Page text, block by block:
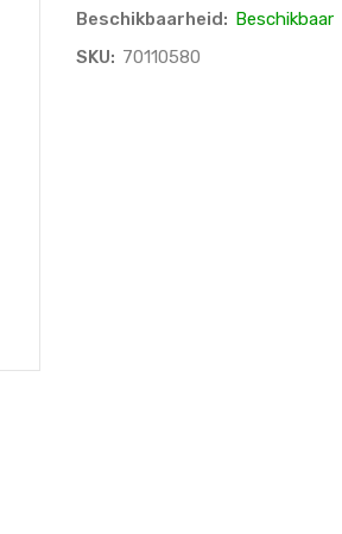
Beschikbaarheid: Beschikbaar
SKU: 70110580